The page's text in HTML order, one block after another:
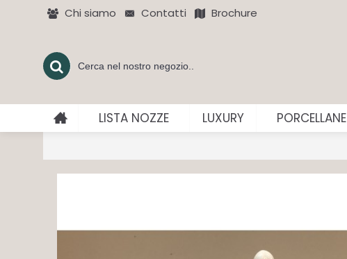
Chi siamo Contatti Brochure
LISTA NOZZE LUXURY PORCELLANE